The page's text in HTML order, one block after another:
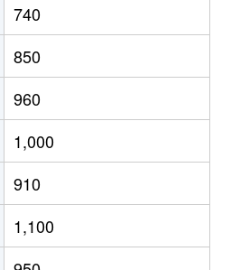
200万円
210万円
320万円
100万円
550万円
1,600万円
740
850
960
1,000
910
1,100